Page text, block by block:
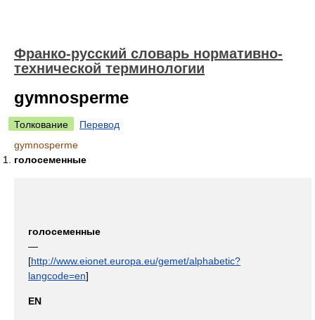
Франко-русский словарь нормативно-
технической терминологии
gymnosperme
Толкование
Перевод
gymnosperme
голосеменные
голосеменные
—
[http://www.eionet.europa.eu/gemet/alphabetic?
langcode=en]
EN